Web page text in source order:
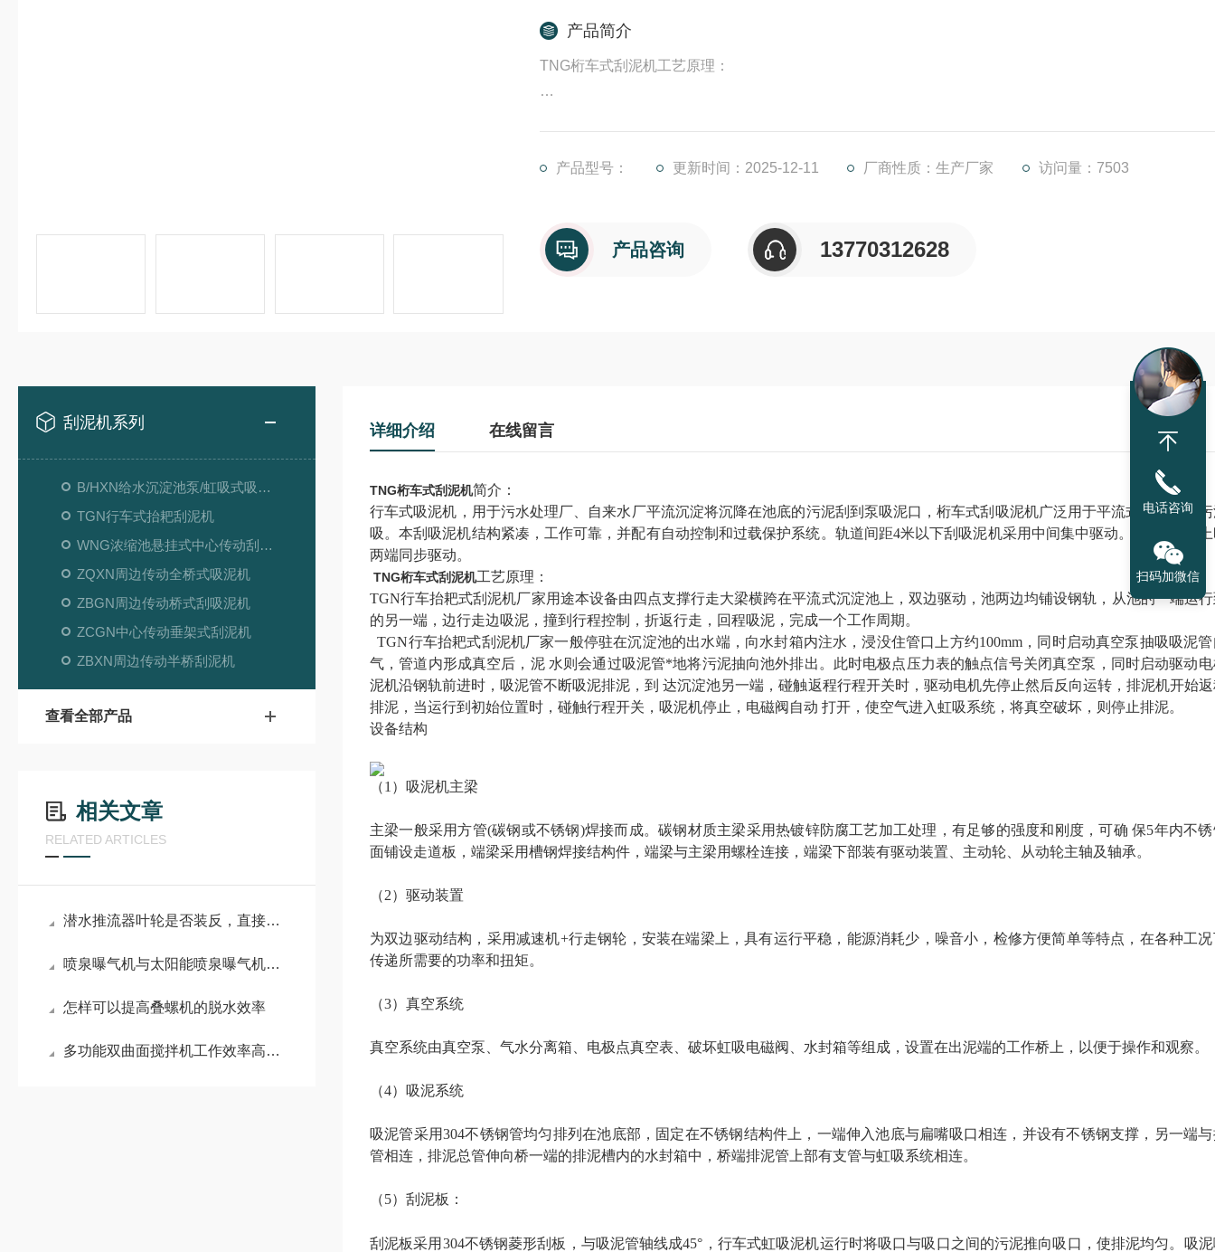
产品简介
TNG桁车式刮泥机工艺原理：
周期。
产品型号： 更新时间：2025-12-11 厂商性质：生产厂家 访问量：7503
产品咨询 13770312628
刮泥机系列
B/HXN给水沉淀池泵/虹吸式吸泥机
TGN行车式抬耙刮泥机
WNG浓缩池悬挂式中心传动刮吸泥机
ZQXN周边传动全桥式吸泥机
ZBGN周边传动桥式刮吸泥机
ZCGN中心传动垂架式刮泥机
ZBXN周边传动半桥刮泥机
查看全部产品
相关文章
RELATED ARTICLES
潜水推流器叶轮是否装反，直接关系到设备运行效果
喷泉曝气机与太阳能喷泉曝气机哪个更为省电
怎样可以提高叠螺机的脱水效率
多功能双曲面搅拌机工作效率高，全靠叶轮这个水力设计结构
详细介绍 在线留言
TNG桁车式刮泥机简介：
行车式吸泥机，用于污水处理厂、自来水厂平流沉淀将沉降在池底的污泥刮到泵吸泥口，桁车式刮吸泥机广泛用于平流式沉淀池的
吸。本刮吸泥机结构紧凑，工作可靠，并配有自动控制和过载保护系统。轨道间距4米以下刮吸泥机采用中间集中驱动。间距6米以
两端同步驱动。
TNG桁车式刮泥机工艺原理：
TGN行车抬耙式刮泥机厂家用途本设备由四点支撑行走大梁横跨在平流式沉淀池上，双边驱动，池两边均铺设钢轨，从池的一端运
的另一端，边行走边吸泥，撞到行程控制，折返行走，回程吸泥，完成一个工作周期。
TGN行车抬耙式刮泥机厂家一般停驻在沉淀池的出水端，向水封箱内注水，浸没住管口上方约100mm，同时启动真空泵抽吸吸泥
气，管道内形成真空后，泥 水则会通过吸泥管*地将污泥抽向池外排出。此时电极点压力表的触点信号关闭真空泵，同时启动驱动
泥机沿钢轨前进时，吸泥管不断吸泥排泥，到 达沉淀池另一端，碰触返程行程开关时，驱动电机先停止然后反向运转，排泥机开始
排泥，当运行到初始位置时，碰触行程开关，吸泥机停止，电磁阀自动 打开，使空气进入虹吸系统，将真空破坏，则停止排泥。
设备结构
（1）吸泥机主梁
主梁一般采用方管(碳钢或不锈钢)焊接而成。碳钢材质主梁采用热镀锌防腐工艺加工处理，有足够的强度和刚度，可确 保5年内不
面铺设走道板，端梁采用槽钢焊接结构件，端梁与主梁用螺栓连接，端梁下部装有驱动装置、主动轮、从动轮主轴及轴承。
（2）驱动装置
为双边驱动结构，采用减速机+行走钢轮，安装在端梁上，具有运行平稳，能源消耗少，噪音小，检修方便简单等特点，在各种工
传递所需要的功率和扭矩。
（3）真空系统
真空系统由真空泵、气水分离箱、电极点真空表、破坏虹吸电磁阀、水封箱等组成，设置在出泥端的工作桥上，以便于操作和观察。
（4）吸泥系统
吸泥管采用304不锈钢管均匀排列在池底部，固定在不锈钢结构件上，一端伸入池底与扁嘴吸口相连，并设有不锈钢支撑，另一端
管相连，排泥总管伸向桥一端的排泥槽内的水封箱中，桥端排泥管上部有支管与虹吸系统相连。
（5）刮泥板：
刮泥板采用304不锈钢菱形刮板，与吸泥管轴线成45°，行车式虹吸泥机运行时将吸口与吸口之间的污泥推向吸口，使排泥均匀。吸
电话咨询
扫码加微信